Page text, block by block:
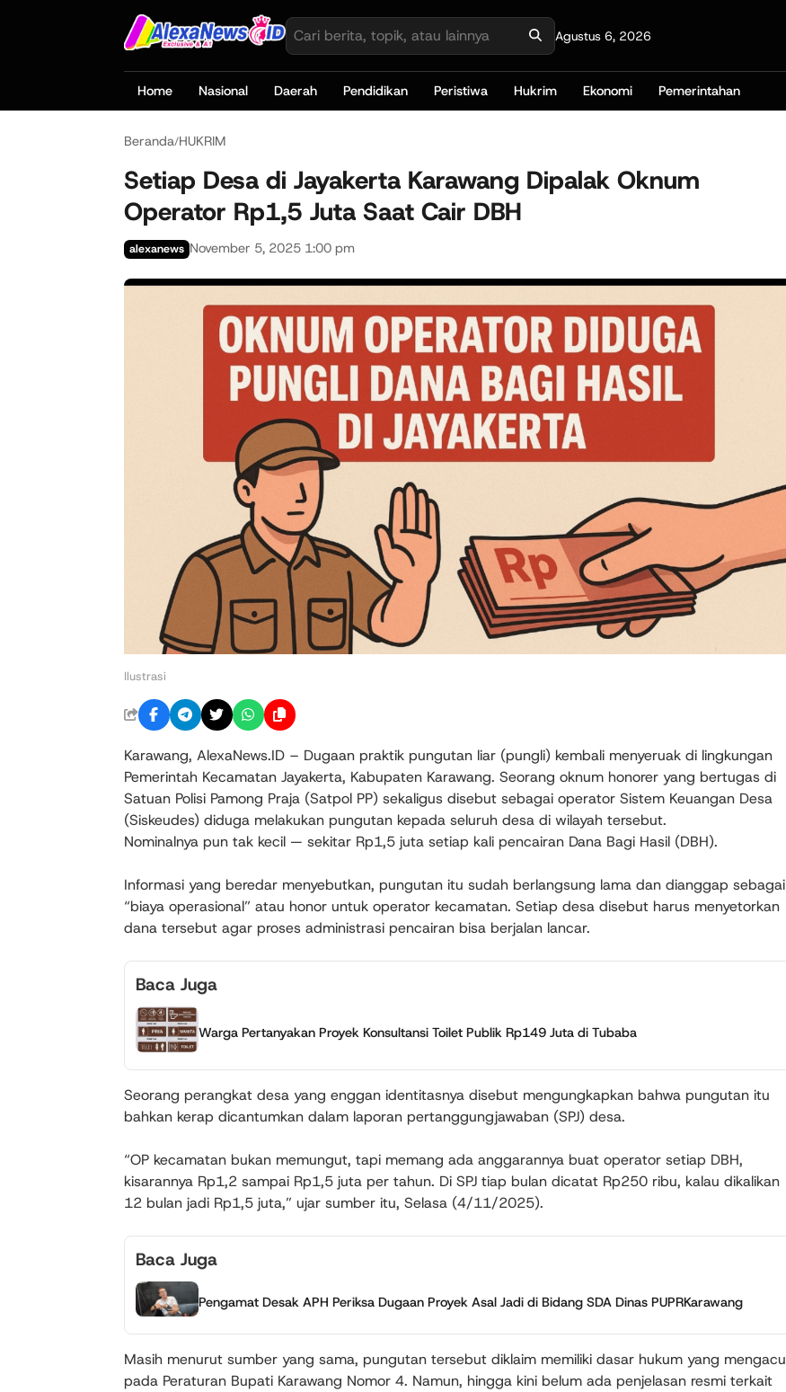
Agustus 6, 2026
Home Nasional Daerah Pendidikan Peristiwa Hukrim Ekonomi Pemerintahan
Beranda/HUKRIM
Setiap Desa di Jayakerta Karawang Dipalak Oknum
Operator Rp1,5 Juta Saat Cair DBH
alexanews November 5, 2025 1:00 pm
Ilustrasi
Karawang, AlexaNews.ID – Dugaan praktik pungutan liar (pungli) kembali menyeruak di lingkungan
Pemerintah Kecamatan Jayakerta, Kabupaten Karawang. Seorang oknum honorer yang bertugas di
Satuan Polisi Pamong Praja (Satpol PP) sekaligus disebut sebagai operator Sistem Keuangan Desa
(Siskeudes) diduga melakukan pungutan kepada seluruh desa di wilayah tersebut.
Nominalnya pun tak kecil — sekitar Rp1,5 juta setiap kali pencairan Dana Bagi Hasil (DBH).
Informasi yang beredar menyebutkan, pungutan itu sudah berlangsung lama dan dianggap sebagai
“biaya operasional” atau honor untuk operator kecamatan. Setiap desa disebut harus menyetorkan
dana tersebut agar proses administrasi pencairan bisa berjalan lancar.
Baca Juga
Warga Pertanyakan Proyek Konsultansi Toilet Publik Rp149 Juta di Tubaba
Seorang perangkat desa yang enggan identitasnya disebut mengungkapkan bahwa pungutan itu
bahkan kerap dicantumkan dalam laporan pertanggungjawaban (SPJ) desa.
“OP kecamatan bukan memungut, tapi memang ada anggarannya buat operator setiap DBH,
kisarannya Rp1,2 sampai Rp1,5 juta per tahun. Di SPJ tiap bulan dicatat Rp250 ribu, kalau dikalikan
12 bulan jadi Rp1,5 juta,” ujar sumber itu, Selasa (4/11/2025).
Baca Juga
Pengamat Desak APH Periksa Dugaan Proyek Asal Jadi di Bidang SDA Dinas PUPRKarawang
Masih menurut sumber yang sama, pungutan tersebut diklaim memiliki dasar hukum yang mengacu
pada Peraturan Bupati Karawang Nomor 4. Namun, hingga kini belum ada penjelasan resmi terkait